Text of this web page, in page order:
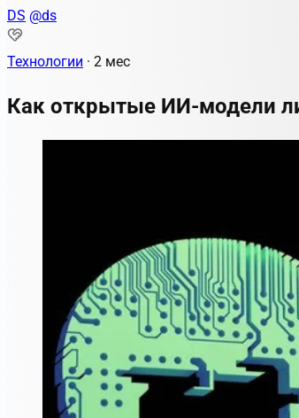
DS @ds
Технологии · 2 мес
Как открытые ИИ-модели